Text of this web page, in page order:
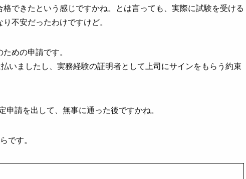
できたという感じですかね。とは言っても、実際に試験を受ける
不安だったわけですけど。
めの申請です。
いましたし、実務経験の証明者として上司にサインをもらう約束
請を出して、無事に通った後ですかね。
です。